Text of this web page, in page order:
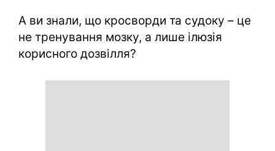
А ви знали, що кросворди та судоку – це
не тренування мозку, а лише ілюзія
корисного дозвілля?